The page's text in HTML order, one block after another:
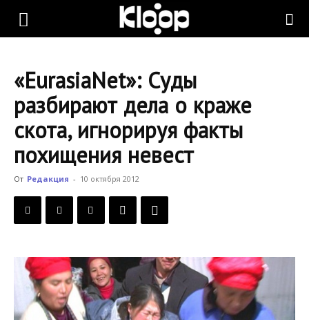
KLOOP.KG
Новости
Кыргызстана
«EurasiaNet»: Суды
разбирают дела о краже
скота, игнорируя факты
похищения невест
От Редакция - 10 октября 2012